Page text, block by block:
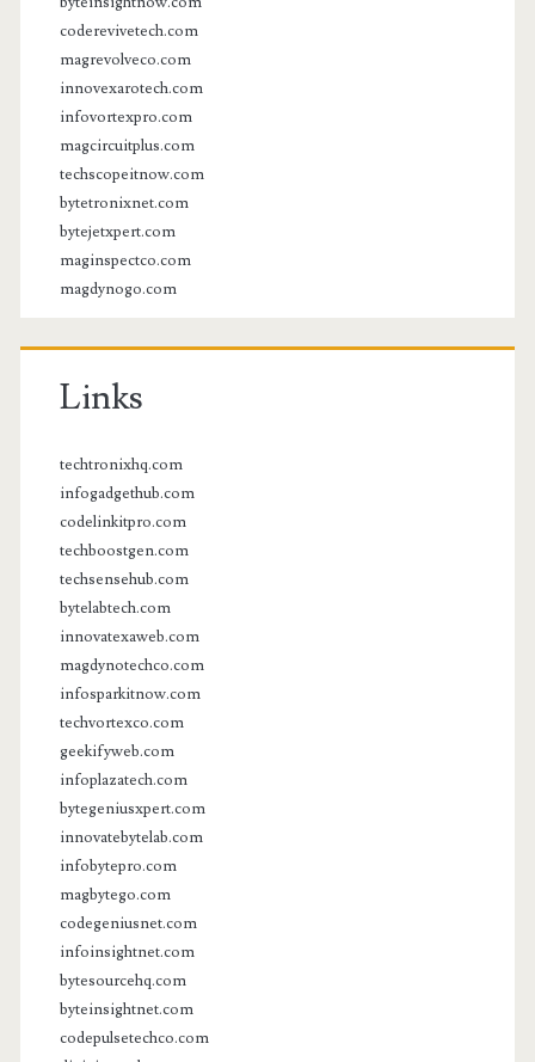
coderevivetech.com
magrevolveco.com
innovexarotech.com
infovortexpro.com
magcircuitplus.com
techscopeitnow.com
bytetronixnet.com
bytejetxpert.com
maginspectco.com
magdynogo.com
Links
techtronixhq.com
infogadgethub.com
codelinkitpro.com
techboostgen.com
techsensehub.com
bytelabtech.com
innovatexaweb.com
magdynotechco.com
infosparkitnow.com
techvortexco.com
geekifyweb.com
infoplazatech.com
bytegeniusxpert.com
innovatebytelab.com
infobytepro.com
magbytego.com
codegeniusnet.com
infoinsightnet.com
bytesourcehq.com
byteinsightnet.com
codepulsetechco.com